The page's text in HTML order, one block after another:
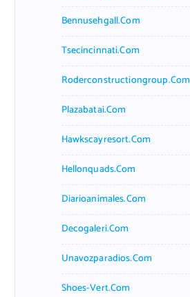
Bennusehgall.com
Tsecincinnati.com
Roderconstructiongroup.com
Plazabatai.com
Hawkscayresort.com
Hellonquads.com
Diarioanimales.com
Decogaleri.com
Unavozparadios.com
Shoes-Vert.com